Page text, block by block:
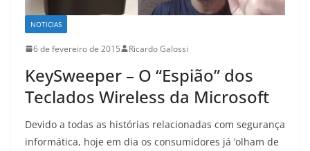
NOTICIAS
6 de fevereiro de 2015 Ricardo Galossi
KeySweeper – O “Espião” dos
Teclados Wireless da Microsoft
Devido a todas as histórias relacionadas com segurança
informática, hoje em dia os consumidores já ‘olham de